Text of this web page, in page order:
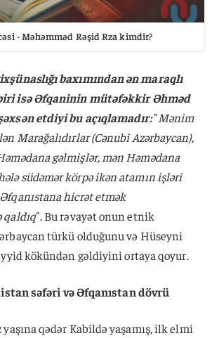
- Məhəmməd Rəşid Rza kimdir?
baxımından ən maraqlı
isə Əfqaninin mütəfəkkir Əhməd
etdiyi bu açıqlamadır:"Mənim
Marağalıdırlar (Cənubi Azərbaycan),
gəlmişlər, mən Həmədana
südəmər körpə ikən atamın işləri
hicrət etmək
". Bu rəvayət onun etnik
türkü olduğunu və Hüseyni
kökündən gəldiyini ortaya qoyur.
səfəri və Əfqanıstan dövrü
qədər Kabildə yaşamış, ilk elmi